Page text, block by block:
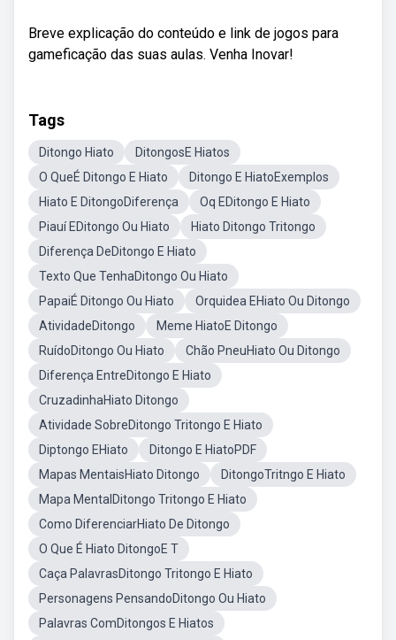
Breve explicação do conteúdo e link de jogos para
gameficação das suas aulas. Venha Inovar!
Tags
Ditongo Hiato
DitongosE Hiatos
O QueÉ Ditongo E Hiato
Ditongo E HiatoExemplos
Hiato E DitongoDiferença
Oq EDitongo E Hiato
Piauí EDitongo Ou Hiato
Hiato Ditongo Tritongo
Diferença DeDitongo E Hiato
Texto Que TenhaDitongo Ou Hiato
PapaiÉ Ditongo Ou Hiato
Orquidea EHiato Ou Ditongo
AtividadeDitongo
Meme HiatoE Ditongo
RuídoDitongo Ou Hiato
Chão PneuHiato Ou Ditongo
Diferença EntreDitongo E Hiato
CruzadinhaHiato Ditongo
Atividade SobreDitongo Tritongo E Hiato
Diptongo EHiato
Ditongo E HiatoPDF
Mapas MentaisHiato Ditongo
DitongoTritngo E Hiato
Mapa MentalDitongo Tritongo E Hiato
Como DiferenciarHiato De Ditongo
O Que É Hiato DitongoE T
Caça PalavrasDitongo Tritongo E Hiato
Personagens PensandoDitongo Ou Hiato
Palavras ComDitongos E Hiatos